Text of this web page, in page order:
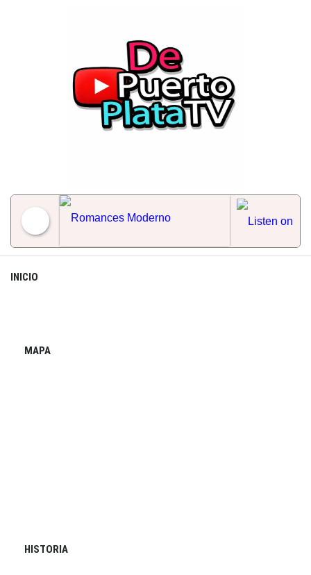
INICIO
MAPA
HISTORIA